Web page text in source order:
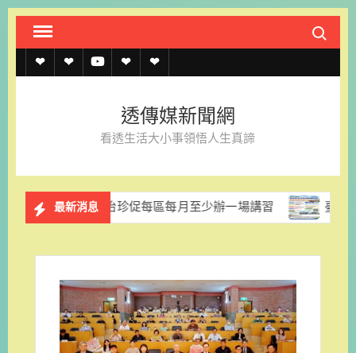
Skip
content
Search
透
約
透
上
記
單
透 聯
我
官
LINE
透傳媒新聞網
看透生活大小事領悟人生真諦
最新消息
陳怡珍促每區每月至少辦一場講習 臺南推新住民就業